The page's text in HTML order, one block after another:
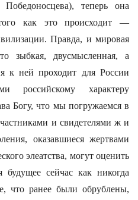
теперь она
как это происходит —
Правда, и мировая
зыбкая, двусмысленная, а
к ней проходит для России
российскому характеру
Богу, что мы погружаемся в
и свидетелями ж и
оказавшиеся жертвами
элеатства, могут оценить
сейчас как никогда
что ранее были обрублены,